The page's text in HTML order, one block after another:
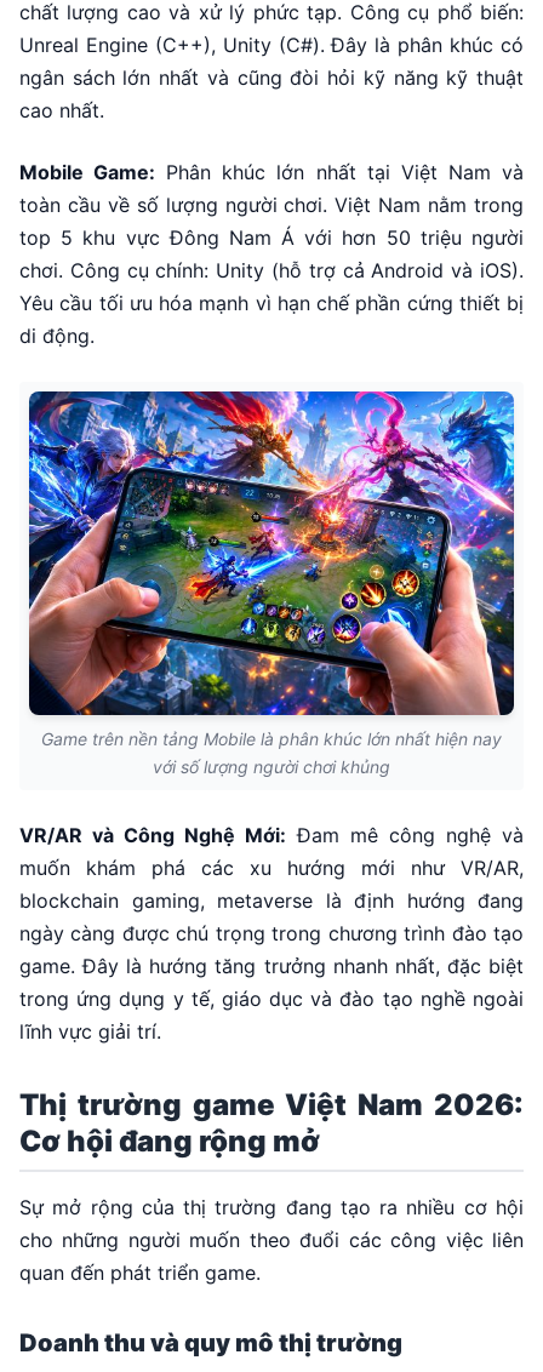
chất lượng cao và xử lý phức tạp. Công cụ phổ biến:
Unreal Engine (C++), Unity (C#). Đây là phân khúc có
ngân sách lớn nhất và cũng đòi hỏi kỹ năng kỹ thuật
cao nhất.
Mobile Game: Phân khúc lớn nhất tại Việt Nam và
toàn cầu về số lượng người chơi. Việt Nam nằm trong
top 5 khu vực Đông Nam Á với hơn 50 triệu người
chơi. Công cụ chính: Unity (hỗ trợ cả Android và iOS).
Yêu cầu tối ưu hóa mạnh vì hạn chế phần cứng thiết bị
di động.
Game trên nền tảng Mobile là phân khúc lớn nhất hiện nay
với số lượng người chơi khủng
VR/AR và Công Nghệ Mới: Đam mê công nghệ và
muốn khám phá các xu hướng mới như VR/AR,
blockchain gaming, metaverse là định hướng đang
ngày càng được chú trọng trong chương trình đào tạo
game. Đây là hướng tăng trưởng nhanh nhất, đặc biệt
trong ứng dụng y tế, giáo dục và đào tạo nghề ngoài
lĩnh vực giải trí.
Thị trường game Việt Nam 2026:
Cơ hội đang rộng mở
Sự mở rộng của thị trường đang tạo ra nhiều cơ hội
cho những người muốn theo đuổi các công việc liên
quan đến phát triển game.
Doanh thu và quy mô thị trường